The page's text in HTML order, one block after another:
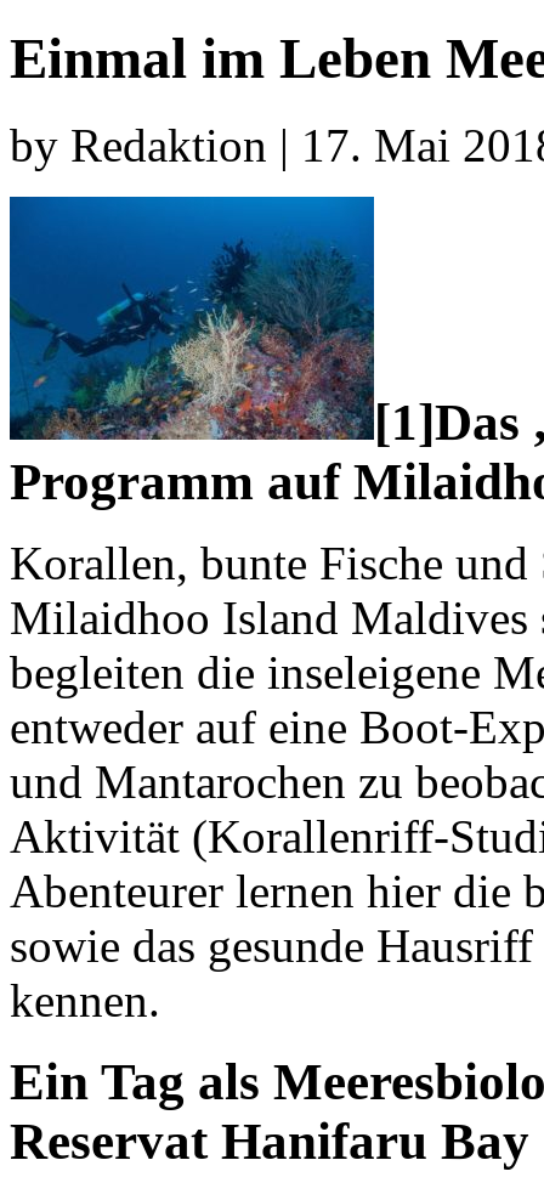
Einmal im Leben
by Redaktion | 17. Mai
[1]Das
Programm auf
Korallen, bunte Fische
Milaidhoo Island Maldives
begleiten die inseleigene
entweder auf eine Boot-
und Mantarochen zu
Aktivität (Korallenriff-
Abenteurer lernen hier die
sowie das gesunde
kennen.
Ein Tag als
Reservat Hanifaru Bay